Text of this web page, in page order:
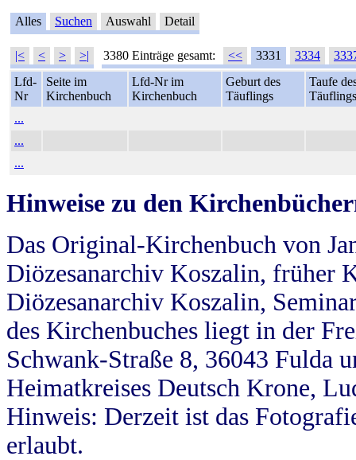
Alles Suchen Auswahl Detail
|< < > >| 3380 Einträge gesamt: << 3331 3334
Lfd-
Nr
Seite im
Kirchenbuch
Lfd-Nr im
Kirchenbuch
Geburt des
Täuflings
Taufe
Täuflings
...
...
...
Hinweise zu den
Das Original-Kirchenbuch von
Diözesanarchiv Koszalin, früher
Diözesanarchiv Koszalin,
des Kirchenbuches liegt in der
Schwank-Straße 8, 36043 Fulda
Heimatkreises Deutsch Krone,
Hinweis: Derzeit ist das
erlaubt.